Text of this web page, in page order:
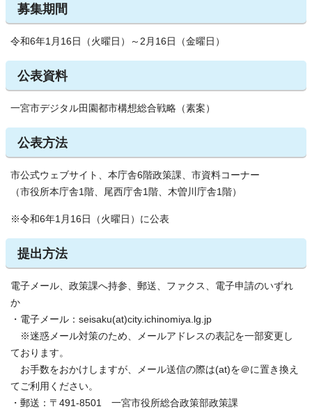
募集期間
令和6年1月16日（火曜日）～2月16日（金曜日）
公表資料
一宮市デジタル田園都市構想総合戦略（素案）
公表方法
市公式ウェブサイト、本庁舎6階政策課、市資料コーナー
（市役所本庁舎1階、尾西庁舎1階、木曽川庁舎1階）
※令和6年1月16日（火曜日）に公表
提出方法
電子メール、政策課へ持参、郵送、ファクス、電子申請のいずれ
か
・電子メール：seisaku(at)city.ichinomiya.lg.jp
※迷惑メール対策のため、メールアドレスの表記を一部変更し
ております。
お手数をおかけしますが、メール送信の際は(at)を＠に置き換え
てご利用ください。
・郵送：〒491-8501 一宮市役所総合政策部政策課